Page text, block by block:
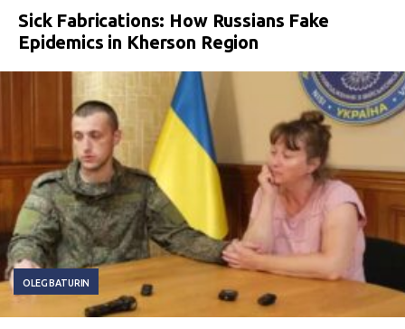
Sick Fabrications: How Russians Fake
Epidemics in Kherson Region
OLEG BATURIN